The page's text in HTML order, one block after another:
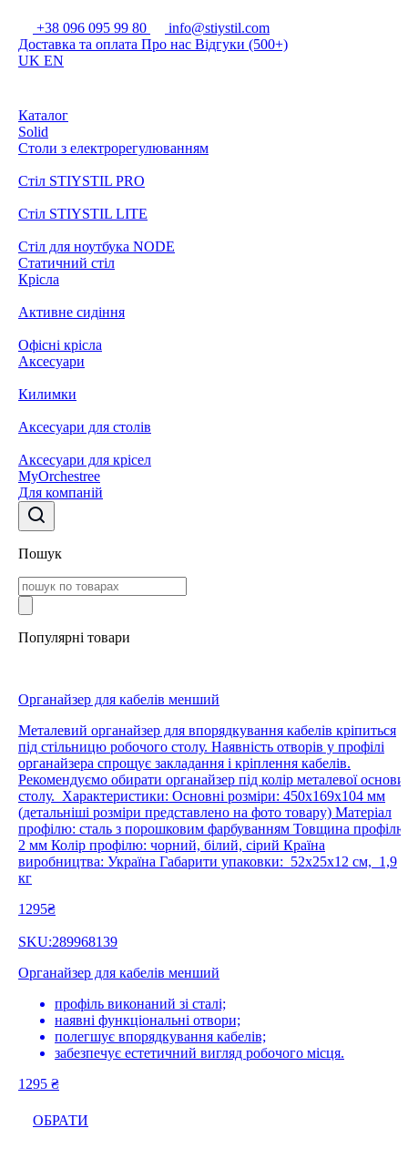
+38 096 095 99 80
info@stiystil.com
Доставка та оплата Про нас Відгуки (500+)
UK EN
Каталог
Solid
Столи з електрорегулюванням
Стіл STIYSTIL PRO
Стіл STIYSTIL LITE
Стіл для ноутбука NODE
Статичний стіл
Крісла
Активне сидіння
Офісні крісла
Аксесуари
Килимки
Аксесуари для столів
Аксесуари для крісел
MyOrchestree
Для компаній
Пошук
Популярні товари
Органайзер для кабелів менший
Металевий органайзер для впорядкування кабелів кріпиться
під стільницю робочого столу. Наявність отворів у профілі
органайзера спрощує закладання і кріплення кабелів.
Рекомендуємо обирати органайзер під колір металевої основи
столу. Характеристики: Основні розміри: 450х169х104 мм
(детальніші розміри представлено на фото товару) Матеріал
профілю: сталь з порошковим фарбуванням Товщина
2 мм Колір профілю: чорний, білий, сірий Країна
виробництва: Україна Габарити упаковки: 52х25х12 см, 1,9
кг
1295₴
SKU:289968139
Органайзер для кабелів менший
профіль виконаний зі сталі;
наявні функціональні отвори;
полегшує впорядкування кабелів;
забезпечує естетичний вигляд робочого місця.
1295 ₴
ОБРАТИ